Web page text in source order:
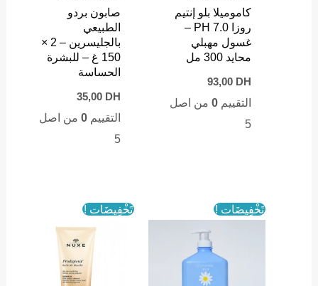
كاموميلا بلو إنتيم
روزا PH 7.0 –
غسول مهبلي
محايد 300 مل
93,00 DH
التقييم0 من اصل
5
صابون بردو
الطبيعي
بالجليسرين – 2 ×
150 غ – للبشرة
الحساسة
35,00 DH
التقييم0 من اصل
5
تَخْفِيضَات ! تَخْفِيضَات !